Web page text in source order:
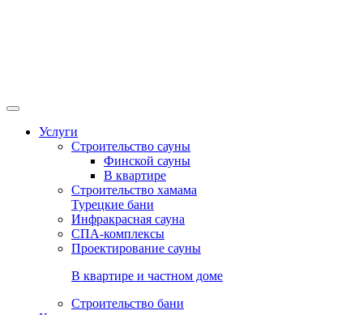
Услуги
Строительство сауны
Финской сауны
В квартире
Строительство хамама
Турецкие бани
Инфракрасная сауна
СПА-комплексы
Проектирование сауны
В квартире и частном доме
Строительство бани